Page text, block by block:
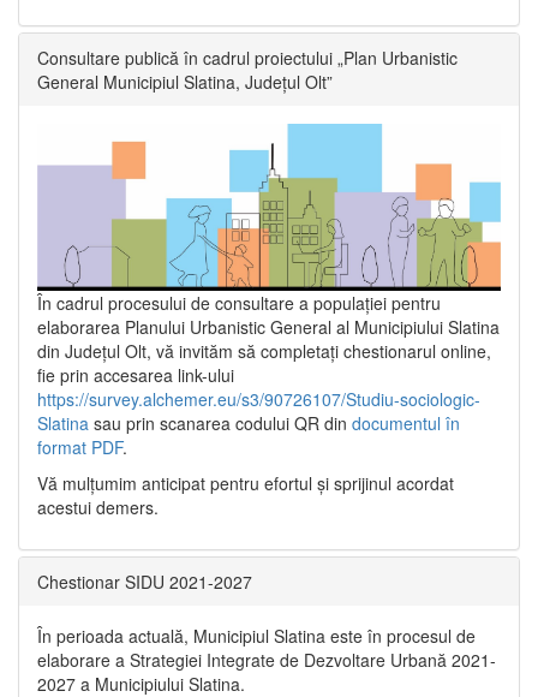
Consultare publică în cadrul proiectului „Plan Urbanistic
General Municipiul Slatina, Județul Olt”
În cadrul procesului de consultare a populaţiei pentru
elaborarea Planului Urbanistic General al Municipiului Slatina
din Județul Olt, vă invităm să completați chestionarul online,
fie prin accesarea link-ului
https://survey.alchemer.eu/s3/90726107/Studiu-sociologic-
Slatina sau prin scanarea codului QR din documentul în
format PDF.
Vă mulţumim anticipat pentru efortul şi sprijinul acordat
acestui demers.
Chestionar SIDU 2021-2027
În perioada actuală, Municipiul Slatina este în procesul de
elaborare a Strategiei Integrate de Dezvoltare Urbană 2021‐
2027 a Municipiului Slatina.